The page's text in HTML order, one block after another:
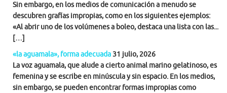
Sin embargo, en los medios de comunicación a menudo se
descubren grafías impropias, como en los siguientes ejemplos:
«Al abrir uno de los volúmenes a boleo, destaca una lista con las...
[…]
«la aguamala», forma adecuada31 julio, 2026
La voz aguamala, que alude a cierto animal marino gelatinoso, es
femenina y se escribe en minúscula y sin espacio. En los medios,
sin embargo, se pueden encontrar formas impropias como